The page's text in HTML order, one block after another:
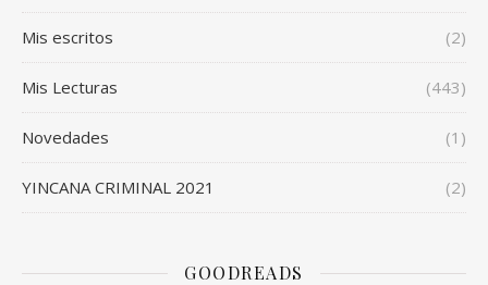
Mis escritos (2)
Mis Lecturas (443)
Novedades (1)
YINCANA CRIMINAL 2021 (2)
GOODREADS